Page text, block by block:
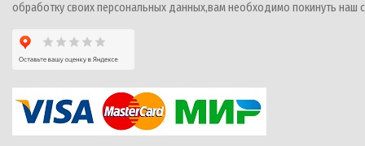
обработку своих персональных данных,вам необходимо покинуть наш